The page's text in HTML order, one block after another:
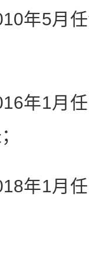
5月任
1月任
1月任